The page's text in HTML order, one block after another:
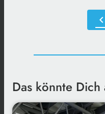
chevron_left
Das könnte